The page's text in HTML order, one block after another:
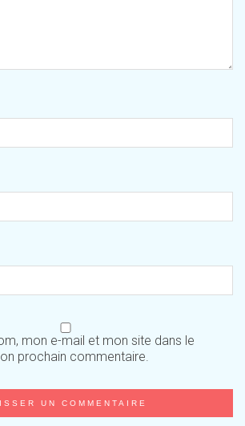
mon e-mail et mon site dans le
prochain commentaire.